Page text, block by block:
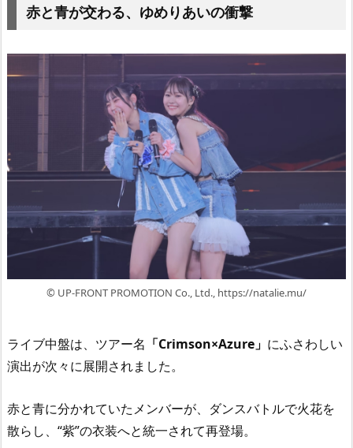
赤と青が交わる、ゆめりあいの衝撃
© UP-FRONT PROMOTION Co., Ltd., https://natalie.mu/
ライブ中盤は、ツアー名 「Crimson×Azure」 にふさわしい
演出が次々に展開されました。
赤と青に分かれていたメンバーが、ダンスバトルで火花を
散らし、“紫”の衣装へと統一されて再登場。